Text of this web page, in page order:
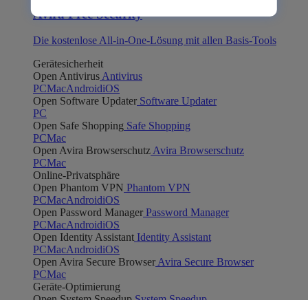
Avira Free Security
Die kostenlose All-in-One-Lösung mit allen Basis-Tools
Gerätesicherheit
Open Antivirus Antivirus
PCMacAndroidiOS
Open Software Updater Software Updater
PC
Open Safe Shopping Safe Shopping
PCMac
Open Avira Browserschutz Avira Browserschutz
PCMac
Online-Privatsphäre
Open Phantom VPN Phantom VPN
PCMacAndroidiOS
Open Password Manager Password Manager
PCMacAndroidiOS
Open Identity Assistant Identity Assistant
PCMacAndroidiOS
Open Avira Secure Browser Avira Secure Browser
PCMac
Geräte-Optimierung